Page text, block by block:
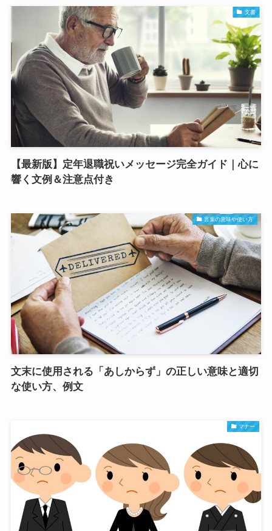
文書
【最新版】定年退職祝いメッセージ完全ガイド｜心に
響く文例＆注意点付き
言葉の意味や使い方
文末に使用される「あしからず」の正しい意味と適切
な使い方、例文
マナー